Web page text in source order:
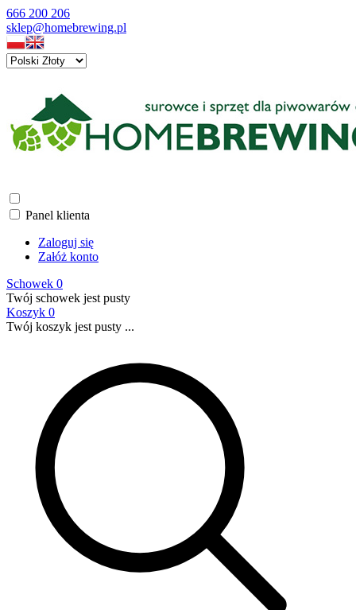
666 200 206
sklep@homebrewing.pl
Panel klienta
Zaloguj się
Załóż konto
Schowek 0
Twój schowek jest pusty
Koszyk 0
Twój koszyk jest pusty ...